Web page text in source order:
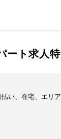
ート求人
い、在宅、エリ